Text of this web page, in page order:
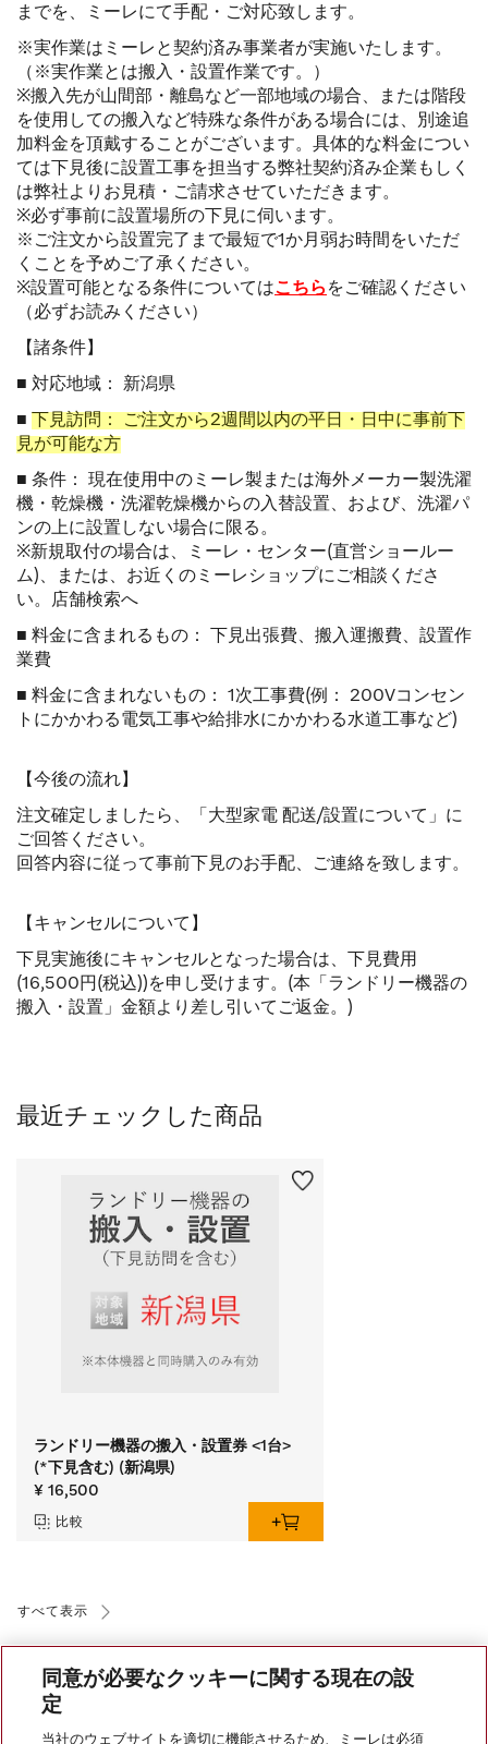
までを、ミーレにて手配・ご対応致します。
※実作業はミーレと契約済み事業者が実施いたします。
（※実作業とは搬入・設置作業です。）
※搬入先が山間部・離島など一部地域の場合、または階段
を使用しての搬入など特殊な条件がある場合には、別途追
加料金を頂戴することがございます。具体的な料金につい
ては下見後に設置工事を担当する弊社契約済み企業もしく
は弊社よりお見積・ご請求させていただきます。
※必ず事前に設置場所の下見に伺います。
※ご注文から設置完了まで最短で1か月弱お時間をいただ
くことを予めご了承ください。
※設置可能となる条件についてはこちら をご確認ください
（必ずお読みください）
【諸条件】
■ 対応地域： 新潟県
■
下見訪問： ご注文から2週間以内の平日・日中に事前下
見が可能な方
■ 条件： 現在使用中のミーレ製または海外メーカー製洗濯
機・乾燥機・洗濯乾燥機からの入替設置、および、洗濯パ
ンの上に設置しない場合に限る。
※新規取付の場合は、ミーレ・センター(直営ショールー
ム)、または、お近くのミーレショップにご相談くださ
い。
店舗検索へ
■ 料金に含まれるもの： 下見出張費、搬入運搬費、設置作
業費
■ 料金に含まれないもの： 1次工事費(例： 200Vコンセン
トにかかわる電気工事や給排水にかかわる水道工事など)
【今後の流れ】
注文確定しましたら、「大型家電 配送/設置について」に
ご回答ください。
回答内容に従って事前下見のお手配、ご連絡を致します。
【キャンセルについて】
下見実施後にキャンセルとなった場合は、下見費用
(16,500円(税込))を申し受けます。(本「ランドリー機器の
搬入・設置」金額より差し引いてご返金。)
最近チェックした商品
ランドリー機器の搬入・設置券 <1台>
(*下見含む) (新潟県)
¥ 16,500
比較
すべて表示
同意が必要なクッキーに関する現在の設
定
当社のウェブサイトを適切に機能させるため、ミーレは必須